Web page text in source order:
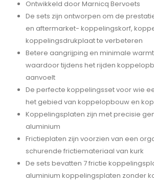
Ontwikkeld door Marnicq Bervoets
De sets zijn ontworpen om de
en aftermarket- koppelingskorf,
koppelingsdrukplaat te verbeteren
Betere aangrijping en minimale
waardoor tijdens het rijden
aanvoelt
De perfecte koppelingsset voor wie
het gebied van koppelopbouw en
Koppelingsplaten zijn met precisie
aluminium
Frictieplaten zijn voorzien van een
schurende frictiemateriaal van kurk
De sets bevatten 7 frictie
aluminium koppelingsplaten zonder